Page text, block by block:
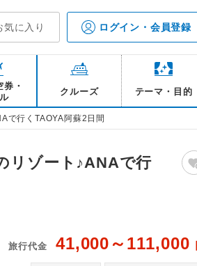
気に入り ログイン・会員登録
券・
クルーズ テーマ・目的
で行くTAOYA阿蘇2日間
リゾート♪ANAで行
旅行代金 41,000～111,000